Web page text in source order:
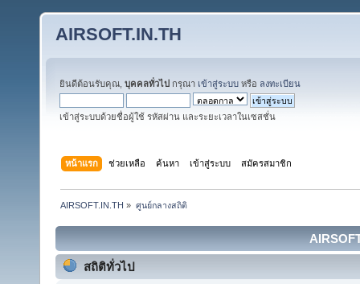
AIRSOFT.IN.TH
ยินดีต้อนรับคุณ, บุคคลทั่วไป กรุณา เข้าสู่ระบบ หรือ ลงทะเบียน
เข้าสู่ระบบด้วยชื่อผู้ใช้ รหัสผ่าน และระยะเวลาในเซสชั่น
หน้าแรก ช่วยเหลือ ค้นหา เข้าสู่ระบบ สมัครสมาชิก
AIRSOFT.IN.TH » ศูนย์กลางสถิติ
สถิติทั่วไป